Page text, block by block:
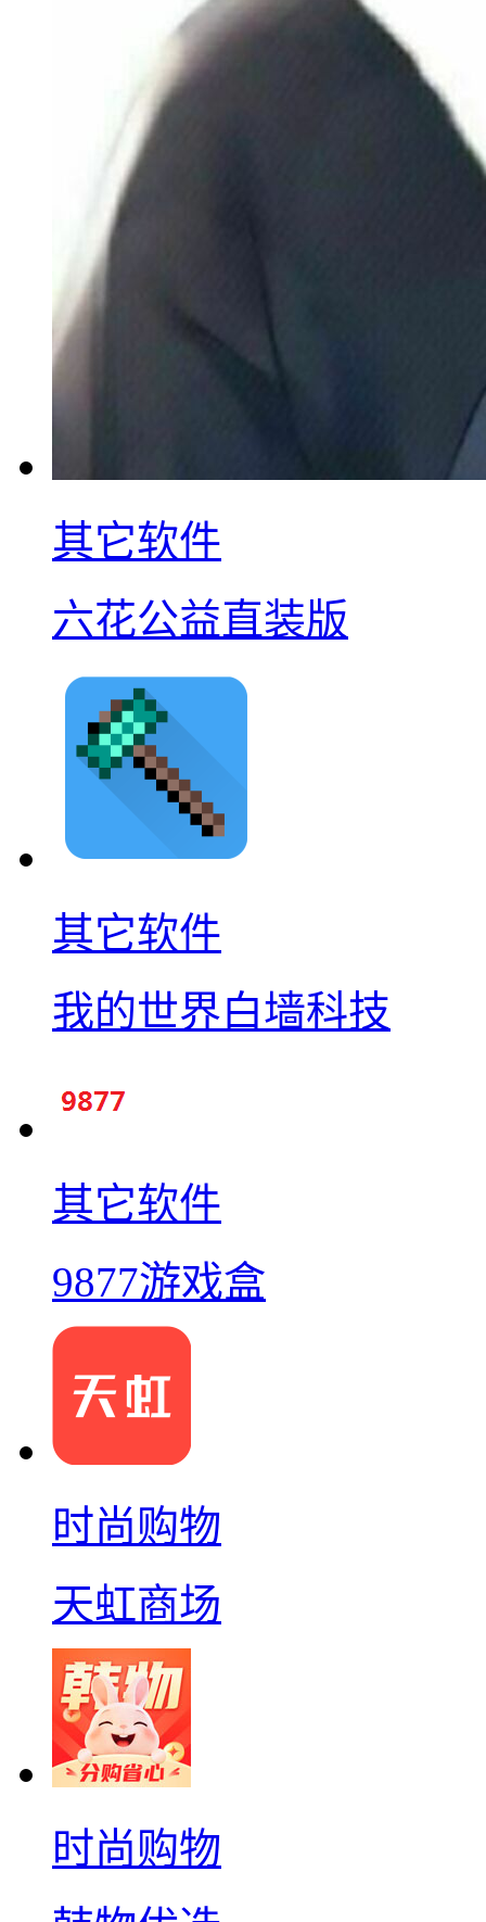
其它软件
六花公益直装版
其它软件
我的世界白墙科技
其它软件
9877游戏盒
时尚购物
天虹商场
时尚购物